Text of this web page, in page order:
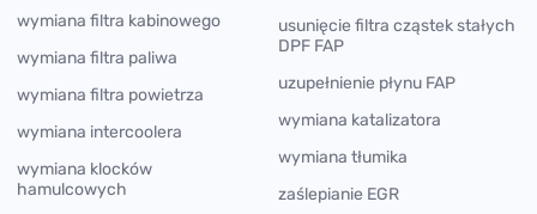
wymiana filtra kabinowego
wymiana filtra paliwa
wymiana filtra powietrza
wymiana intercoolera
wymiana klocków
hamulcowych
usunięcie filtra cząstek stałych
DPF FAP
uzupełnienie płynu FAP
wymiana katalizatora
wymiana tłumika
zaślepianie EGR